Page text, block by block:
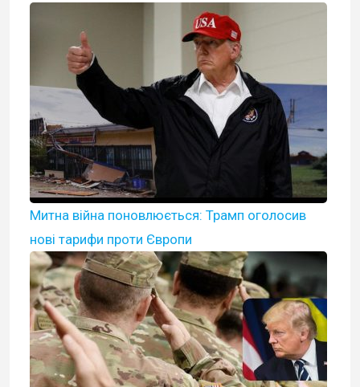
Митна війна поновлюється: Трамп оголосив
нові тарифи проти Європи